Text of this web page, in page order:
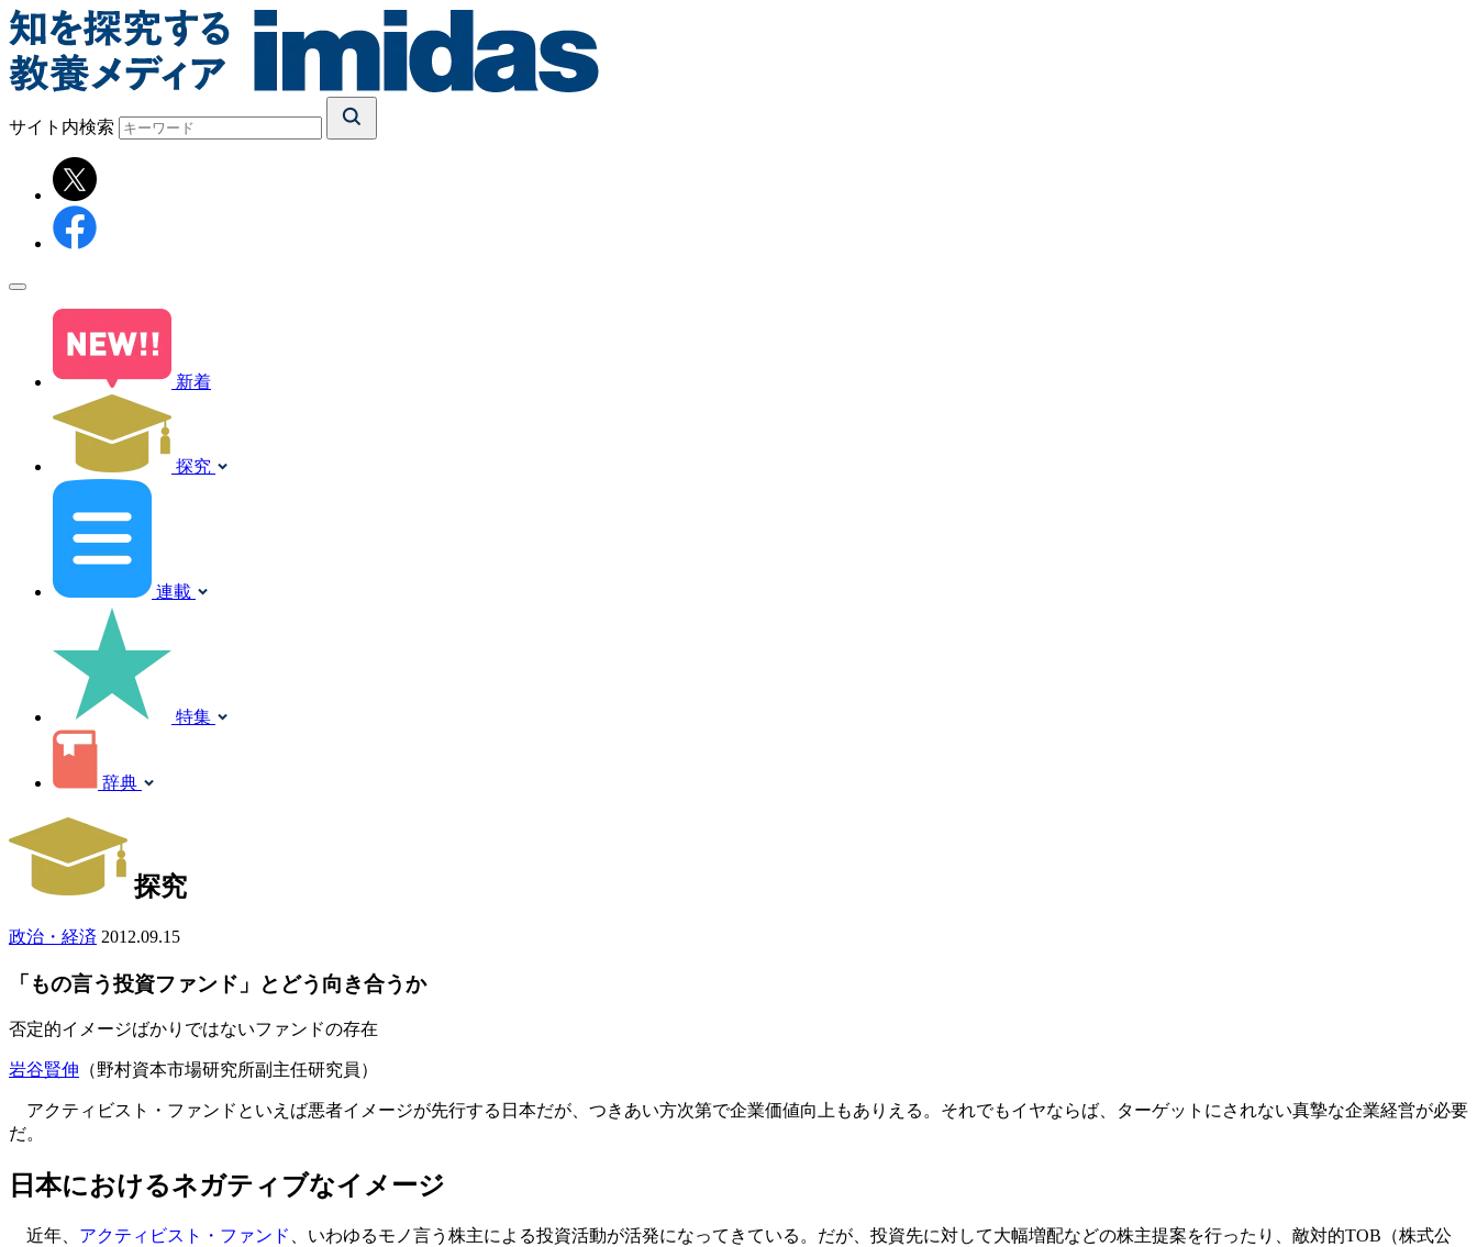
サイト内検索
新着
探究
連載
特集
辞典
探究
政治・経済 2012.09.15
「もの言う投資ファンド」とどう向き合うか
否定的イメージばかりではないファンドの存在
岩谷賢伸 （野村資本市場研究所副主任研究員）
アクティビスト・ファンドといえば悪者イメージが先行する日本だが、つきあい方次第で企業価値向上もありえる。それでもイヤならば、ターゲットにされない真摯な企業経営が必要
だ。
日本におけるネガティブなイメージ
近年、 アクティビスト・ファンド
、いわゆるモノ言う株主による投資活動が活発になってきている。だが、投資先に対して大幅増配などの株主提案を行ったり、敵対的TOB（株式公